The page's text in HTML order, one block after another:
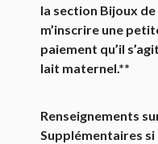
la section Bijoux
m’inscrire une
paiement qu’il
lait maternel.**
Renseignements
Supplémentaires